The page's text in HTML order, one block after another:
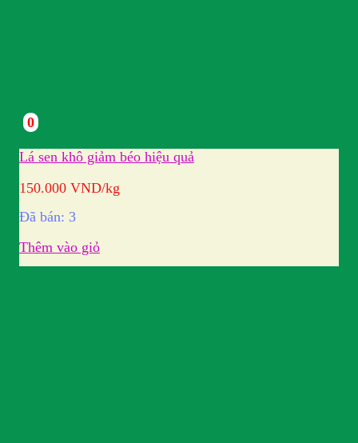
0
Lá sen khô giảm béo hiệu quả
150.000 VND/kg
Đã bán: 3
Thêm vào giỏ